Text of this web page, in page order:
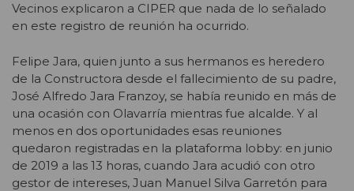
Vecinos explicaron a CIPER que nada de lo señalado
en este registro de reunión ha ocurrido.
Felipe Jara, quien junto a sus hermanos es heredero
de la Constructora desde el fallecimiento de su padre,
José Alfredo Jara Franzoy, se había reunido en más de
una ocasión con Olavarría mientras fue alcalde. Y al
menos en dos oportunidades esas reuniones
quedaron registradas en la plataforma lobby: en junio
de 2019 a las 13 horas, cuando Jara acudió con otro
gestor de intereses, Juan Manuel Silva Garretón para